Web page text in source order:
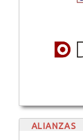
ALIANZAS